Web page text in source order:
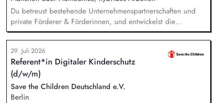
von öffentlichen Zuwendungen.
Du betreust bestehende Unternehmenspartnerschaften und
private Förderer & Förderinnen, und entwickelst die
Zusammenarbeit systematisch weiter. Du identifizierst neue
Unternehmen und Förderer & Förderinnen und sprichst sie
aktiv an. Du planst und setzt Fundraising-Maßnahmen
eigenständig um und verfolgst deren Ergebnisse. Du
arbeitest eng mit der Landesdirektion, dem Marketing und
unseren Programmkollegen zusammen.
29. Juli 2026
Referent*in Digitaler Kinderschutz
(d/w/m)
Save the Children Deutschland e.V.
Berlin